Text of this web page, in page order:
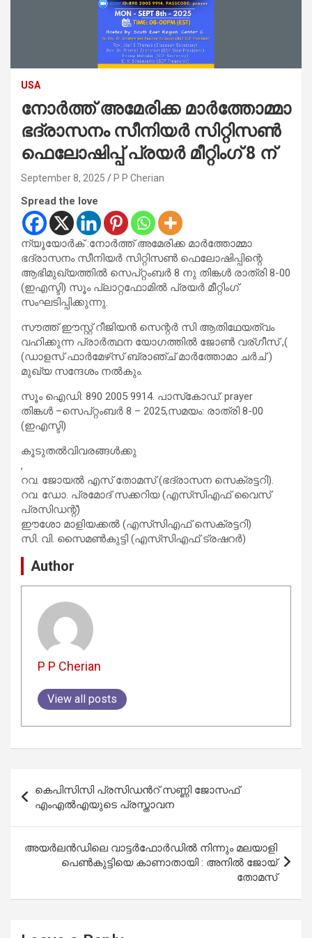
USA
നോർത്ത് അമേരിക്ക മാർത്തോമ്മാ
ഭദ്രാസനം സീനിയർ സിറ്റിസൺ
ഫെലോഷിപ്പ് പ്രയർ മീറ്റിംഗ് 8 ന്‌
September 8, 2025 P P Cherian
Spread the love
ന്യൂയോർക് :നോർത്ത് അമേരിക്ക മാർത്തോമ്മാ
ഭദ്രാസനം സീനിയർ സിറ്റിസൺ ഫെലോഷിപ്പിന്റെ
ആഭിമുഖ്യത്തിൽ സെപ്റ്റംബർ 8 നു തിങ്കൾ രാത്രി 8-00
(ഇഎസ്ടി) സൂം പ്ലാറ്റഫോമിൽ പ്രയർ മീറ്റിംഗ്
സംഘടിപ്പിക്കുന്നു.
സൗത്ത് ഈസ്റ്റ് റീജിയൻ സെന്റർ സി ആതിഥേയത്വം
വഹിക്കുന്ന പ്രാർത്ഥന യോഗത്തിൽ ജോൺ വര്ഗീസ് ,(
(ഡാളസ് ഫാർമേഴ്‌സ് ബ്രാഞ്ച് മാർത്തോമാ ചർച് )
മുഖ്യ സന്ദേശം നൽകും.
സൂം ഐഡി: 890 2005 9914. പാസ്‌കോഡ്: prayer
തിങ്കൾ –സെപ്റ്റംബർ 8 – 2025,സമയം: രാത്രി 8-00
(ഇഎസ്ടി)
കൂടുതൽവിവരങ്ങൾക്കു
,
റവ. ജോയൽ എസ് തോമസ് (ഭദ്രാസന സെക്രട്ടറി).
റവ. ഡോ. പ്രമോദ് സക്കറിയ (എസ്‌സി‌എഫ് വൈസ്
പ്രസിഡന്റ്)
ഈശോ മാളിയക്കൽ (എസ്‌സി‌എഫ് സെക്രട്ടറി)
സി. വി. സൈമൺകുട്ടി (എസ്‌സി‌എഫ് ട്രഷറർ)
Author
P P Cherian
View all posts
navigation
കെപിസിസി പ്രസിഡൻറ് സണ്ണി ജോസഫ്
എംഎൽഎയുടെ പ്രസ്താവന
അയർലൻഡിലെ വാട്ടർഫോർഡിൽ നിന്നും മലയാളി
പെൺകുട്ടിയെ കാണാതായി : അനിൽ ജോയ്
തോമസ്